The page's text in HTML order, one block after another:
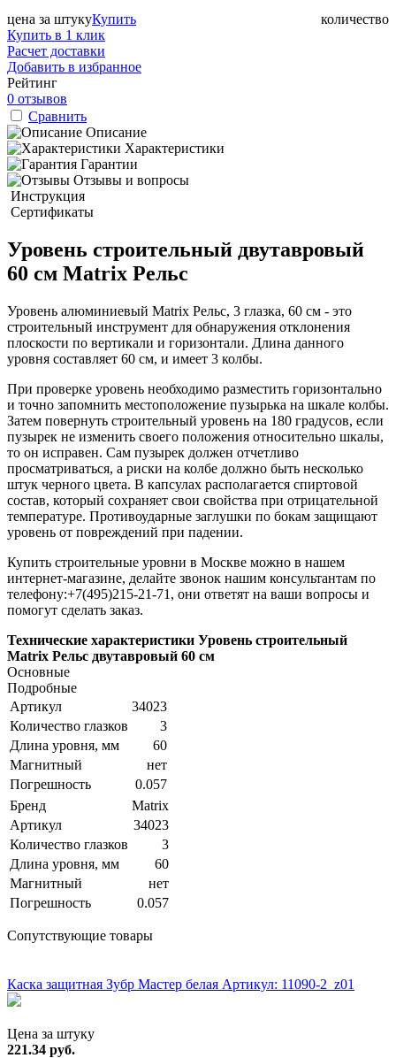
цена за штуку количество
Купить
Купить в 1 клик
Расчет доставки
Добавить в избранное
Рейтинг
0 отзывов
Сравнить
Описание
Характеристики
Гарантии
Отзывы и вопросы
Инструкция
Сертификаты
Уровень строительный двутавровый
60 см Matrix Рельс
Уровень алюминиевый Matrix Рельс, 3 глазка, 60 см - это
строительный инструмент для обнаружения отклонения
плоскости по вертикали и горизонтали. Длина данного
уровня составляет 60 см, и имеет 3 колбы.
При проверке уровень необходимо разместить горизонтально
и точно запомнить местоположение пузырька на шкале колбы.
Затем повернуть строительный уровень на 180 градусов, если
пузырек не изменить своего положения относительно шкалы,
то он исправен. Сам пузырек должен отчетливо
просматриваться, а риски на колбе должно быть несколько
штук черного цвета. В капсулах располагается спиртовой
состав, который сохраняет свои свойства при отрицательной
температуре. Противоударные заглушки по бокам защищают
уровень от повреждений при падении.
Купить строительные уровни в Москве можно в нашем
интернет-магазине, делайте звонок нашим консультантам по
телефону:+7(495)215-21-71, они ответят на ваши вопросы и
помогут сделать заказ.
Технические характеристики Уровень строительный
Matrix Рельс двутавровый 60 см
Основные
Подробные
Артикул
34023
Количество глазков
3
Длина уровня, мм
60
Магнитный
нет
Погрешность
0.057
Бренд
Matrix
Артикул
34023
Количество глазков
3
Длина уровня, мм
60
Магнитный
нет
Погрешность
0.057
Сопутствующие товары
Каска защитная Зубр Мастер белая Артикул: 11090-2_z01
Цена за штуку
221.34 руб.